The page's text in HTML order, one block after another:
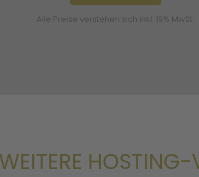
Alle Preise verstehen sich inkl. 19% MwSt.
HOSTING-